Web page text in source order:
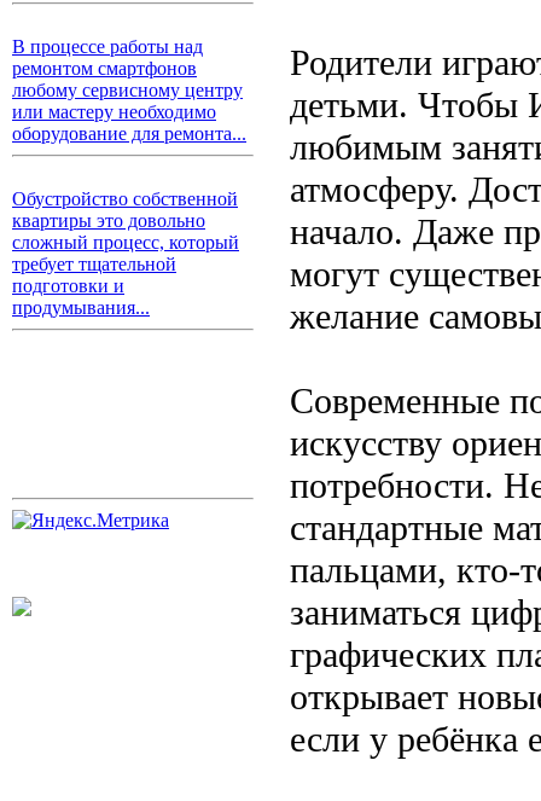
В процессе работы над
ремонтом смартфонов
любому сервисному центру
или мастеру необходимо
оборудование для ремонта...
Обустройство собственной
квартиры это довольно
сложный процесс, который
требует тщательной
подготовки и
продумывания...
Родители
детьми. Чтобы
любимым
атмосферу.
начало. Даже
могут
желание
Современные
искусству
потребности.
стандартные
пальцами, кто-
заниматься
графических
открывает
если у ребёнка